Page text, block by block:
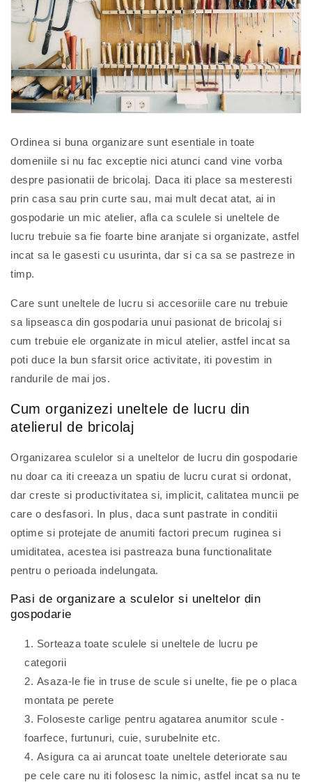
Ordinea si buna organizare sunt esentiale in toate
domeniile si nu fac exceptie nici atunci cand vine vorba
despre pasionatii de bricolaj. Daca iti place sa mesteresti
prin casa sau prin curte sau, mai mult decat atat, ai in
gospodarie un mic atelier, afla ca sculele si uneltele de
lucru trebuie sa fie foarte bine aranjate si organizate, astfel
incat sa le gasesti cu usurinta, dar si ca sa se pastreze in
timp.
Care sunt uneltele de lucru si accesoriile care nu trebuie
sa lipseasca din gospodaria unui pasionat de bricolaj si
cum trebuie ele organizate in micul atelier, astfel incat sa
poti duce la bun sfarsit orice activitate, iti povestim in
randurile de mai jos.
Cum organizezi uneltele de lucru din
atelierul de bricolaj
Organizarea sculelor si a uneltelor de lucru din gospodarie
nu doar ca iti creeaza un spatiu de lucru curat si ordonat,
dar creste si productivitatea si, implicit, calitatea muncii pe
care o desfasori. In plus, daca sunt pastrate in conditii
optime si protejate de anumiti factori precum ruginea si
umiditatea, acestea isi pastreaza buna functionalitate
pentru o perioada indelungata.
Pasi de organizare a sculelor si uneltelor din
gospodarie
Sorteaza toate sculele si uneltele de lucru pe
categorii
Asaza-le fie in truse de scule si unelte, fie pe o placa
montata pe perete
Foloseste carlige pentru agatarea anumitor scule -
foarfece, furtunuri, cuie, surubelnite etc.
Asigura ca ai aruncat toate uneltele deteriorate sau
pe cele care nu iti folosesc la nimic, astfel incat sa nu te